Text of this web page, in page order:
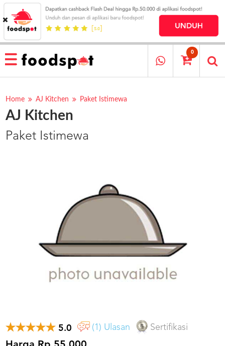
HOME
MENU
RESTAURANT
PESAN
OUR
COMPANY
KATA
CATERERS
021
5091
3494
0
Home AJ Kitchen Paket Istimewa
AJ Kitchen
Paket Istimewa
5.0 (1) Ulasan Sertifikasi